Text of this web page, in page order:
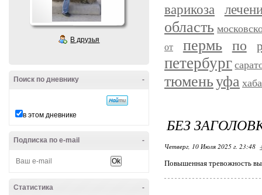
В друзья
-
Поиск по дневнику
в этом дневнике
-
Подписка по e-mail
-
Статистика
варикоза
область
от пермь по
петербург
тюменьуфа
БЕЗ
Четверг, 10 Июля 2025 г. 23:48
Повышенная тревожность